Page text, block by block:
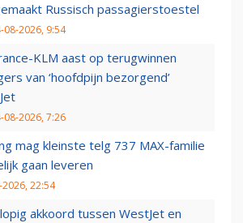
Russisch passagierstoestel
08-2026, 9:54
KLM aast op terugwinnen
van ‘hoofdpijn bezorgend’
08-2026, 7:26
mag kleinste telg 737 MAX-familie
gaan leveren
2026, 22:54
akkoord tussen WestJet en